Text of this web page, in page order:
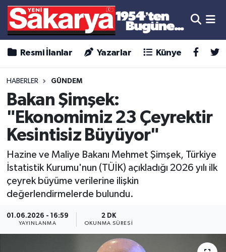
Resmi İlanlar Yazarlar Künye
HABERLER GÜNDEM
Bakan Şimşek:
"Ekonomimiz 23 Çeyrektir
Kesintisiz Büyüyor"
Hazine ve Maliye Bakanı Mehmet Şimşek, Türkiye
İstatistik Kurumu'nun (TÜİK) açıkladığı 2026 yılı ilk
çeyrek büyüme verilerine ilişkin
değerlendirmelerde bulundu.
01.06.2026 - 16:59
YAYINLANMA
2 DK
OKUNMA SÜRESI